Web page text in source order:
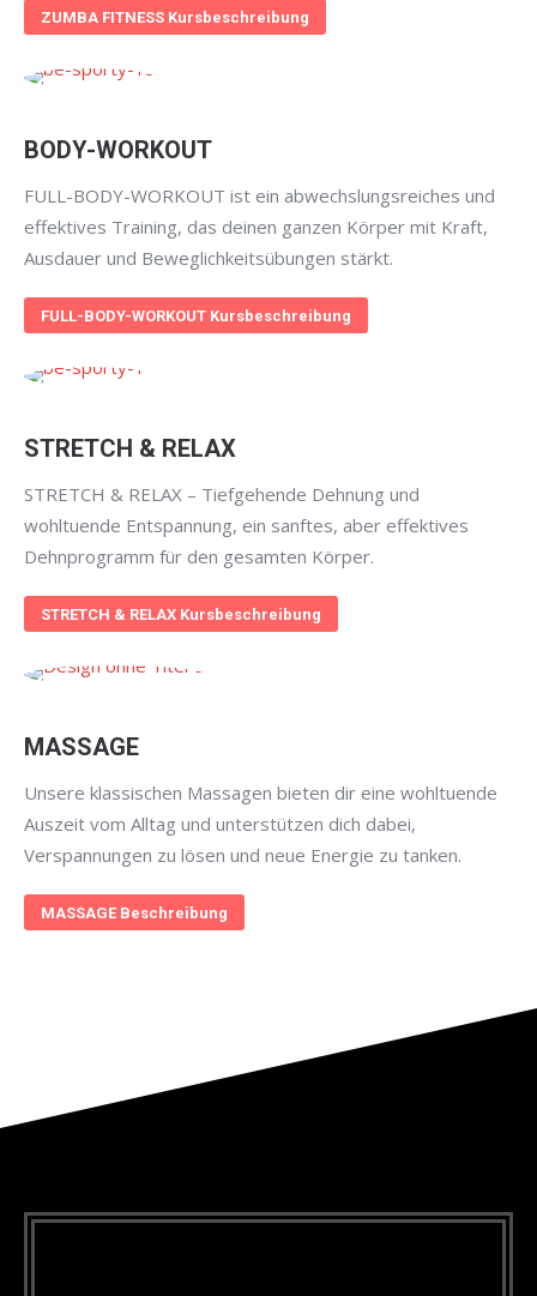
ZUMBA FITNESS Kursbeschreibung
BODY-WORKOUT
FULL-BODY-WORKOUT ist ein abwechslungsreiches und
effektives Training, das deinen ganzen Körper mit Kraft,
Ausdauer und Beweglichkeitsübungen stärkt.
FULL-BODY-WORKOUT Kursbeschreibung
STRETCH & RELAX
STRETCH & RELAX – Tiefgehende Dehnung und
wohltuende Entspannung, ein sanftes, aber effektives
Dehnprogramm für den gesamten Körper.
STRETCH & RELAX Kursbeschreibung
MASSAGE
Unsere klassischen Massagen bieten dir eine wohltuende
Auszeit vom Alltag und unterstützen dich dabei,
Verspannungen zu lösen und neue Energie zu tanken.
MASSAGE Beschreibung